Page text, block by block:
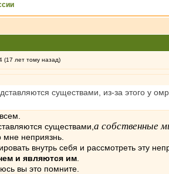
лет тому назад)
существами, из-за этого у
существами, а собственные
мне неприязнь.
внутрь себя и рассмотреть эту
и являются им
вы это помните.